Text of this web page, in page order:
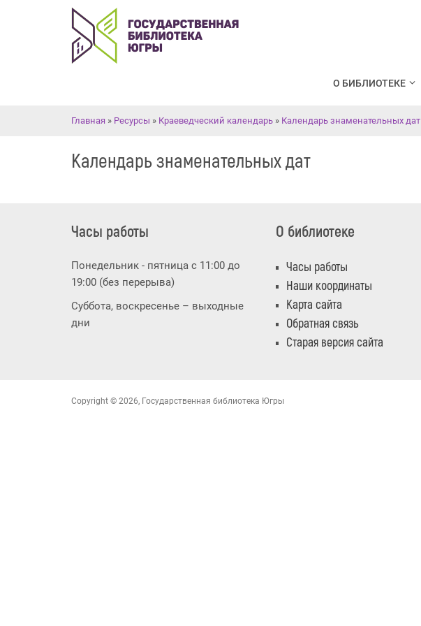
О БИБЛИОТЕКЕ
Вы здесь
Главная » Ресурсы » Краеведческий календарь » Календарь знаменательных дат
Календарь знаменательных дат
Часы работы
Понедельник - пятница с 11:00 до
19:00 (без перерыва)
Суббота, воскресенье – выходные
дни
О библиотеке
Часы работы
Наши координаты
Карта сайта
Обратная связь
Старая версия сайта
Copyright © 2026, Государственная библиотека Югры